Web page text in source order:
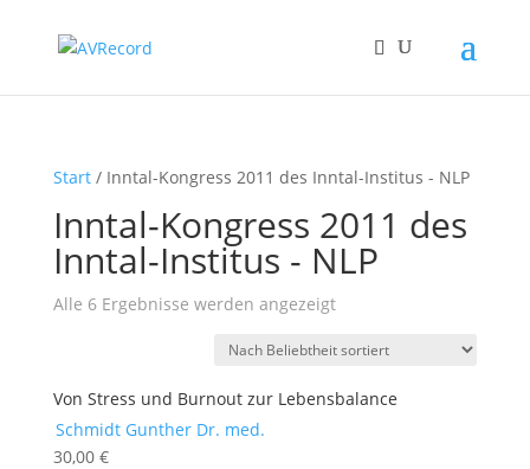
Start/ Inntal-Kongress 2011 des Inntal-Institus - NLP
Inntal-Kongress 2011 des
Inntal-Institus - NLP
Alle 6 Ergebnisse werden angezeigtNach
sortiert
Von Stress und Burnout zur Lebensbalance
Schmidt Gunther Dr. med.
30,00 €